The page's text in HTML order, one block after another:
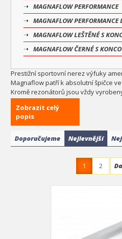
MAGNAFLOW PERFORMANCE
MAGNAFLOW PERFORMANCE
MAGNAFLOW LEŠTĚNÉ S
MAGNAFLOW ČERNÉ S
Prestižní sportovní nerez výfuky
Magnaflow patří k absolutní špičce
Kromě rezonátorů jsou vždy
svařované kraje pro maximální
děrovaná perforace je obalena
vláknovou výplní, kde levnější
výplň. Výfuky Magnaflow tak mají
degradaci zvuku i po mnoha letech
opravdu kvalitní výfuk a nebo máte
neriskujte propálení u levnějších
Zobrazit celý
popis
Doporučujeme Nejlevnější
1 2